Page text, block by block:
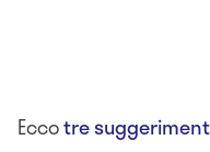
Eccotre